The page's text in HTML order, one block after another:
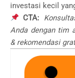
investasi kecil
CTA:
Anda dengan tim
& rekomendasi